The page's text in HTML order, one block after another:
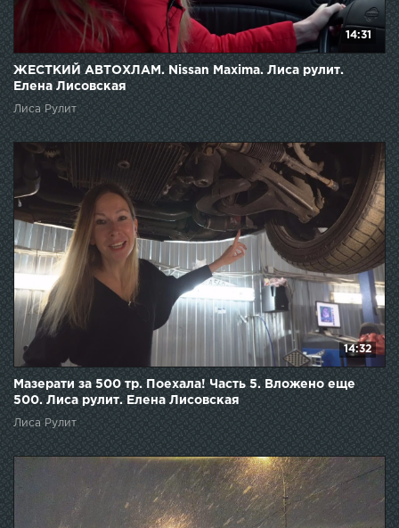
14:31
ЖЕСТКИЙ АВТОХЛАМ. Nissan Maxima. Лиса рулит.
Елена Лисовская
Лиса Рулит
14:32
Мазерати за 500 тр. Поехала! Часть 5. Вложено еще
500. Лиса рулит. Елена Лисовская
Лиса Рулит